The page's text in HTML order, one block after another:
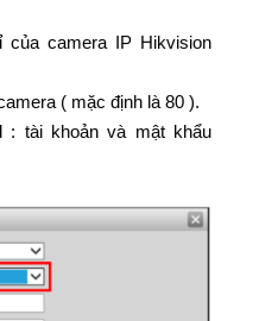
của camera IP Hikvision
( mặc định là 80 ).
: tài khoản và mật khẩu